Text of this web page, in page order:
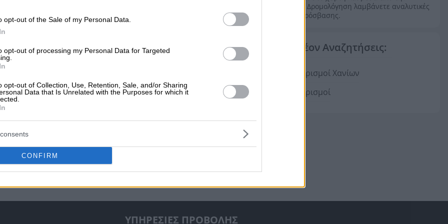
opt-out of the Sale of my Personal Data.
opt-out of processing my Personal Data for Targeted
opt-out of Collection, Use, Retention, Sale, and/or Sharing
Data that Is Unrelated with the Purposes for which it
CONFIRM
σας!Προβληθείτε στο vrisko.gr
ΣΥΝΕΤΑΙΡΙΣΜΟΣ ΒΟΥΚΟΛΙΩΝ
υπηρεσία Δρομολόγηση λαμβάνετε αναλυτικές
οδηγίες πρόσβασης.
Επιπλέον Αναζητήσεις:
Συνεταιρισμοί Χανίων
Συνεταιρισμοί
ΥΠΗΡΕΣΙΕΣ ΠΡΟΒΟΛΗΣ